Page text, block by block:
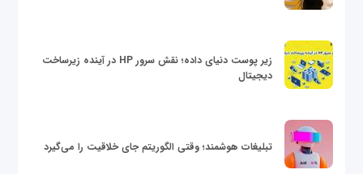
زیر پوست دنیای داده؛ نقش سرور HP در آینده زیرساخت
دیجیتال
تبلیغات هوشمند؛ وقتی الگوریتم جای خلاقیت را می‌گیرد